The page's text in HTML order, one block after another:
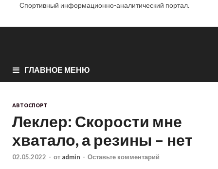
Спортивный информационно-аналитический портал.
ГЛАВНОЕ МЕНЮ
АВТОСПОРТ
Леклер: Скорости мне
хватало, а резины – нет
02.05.2022 - от admin - Оставьте комментарий